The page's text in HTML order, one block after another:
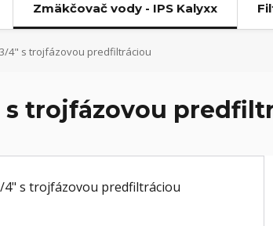
Zmäkčovač vody - IPS Kalyxx
3/4" s trojfázovou predfiltráciou
s trojfázovou